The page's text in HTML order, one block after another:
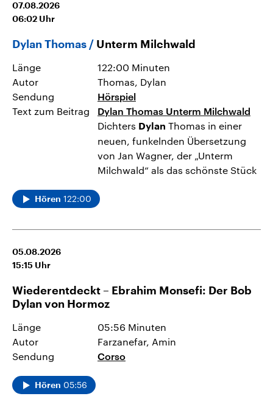
07.08.2026
06:02 Uhr
Dylan Thomas Unterm Milchwald
Länge
122:00 Minuten
Autor
Thomas, Dylan
Sendung
Hörspiel
Text zum Beitrag
Dylan Thomas Unterm Milchwald
Dichters Dylan Thomas in einer
neuen, funkelnden Übersetzung
von Jan Wagner, der „Unterm
Milchwald“ als das schönste Stück
Hören 122:00
05.08.2026
15:15 Uhr
Wiederentdeckt – Ebrahim Monsefi: Der Bob
Dylan von Hormoz
Länge
05:56 Minuten
Autor
Farzanefar, Amin
Sendung
Corso
Hören 05:56